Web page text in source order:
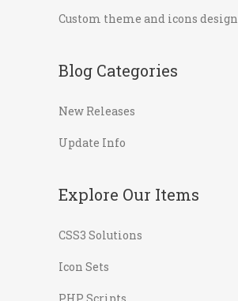
Custom theme and icons design
Blog Categories
New Releases
Update Info
Explore Our Items
CSS3 Solutions
Icon Sets